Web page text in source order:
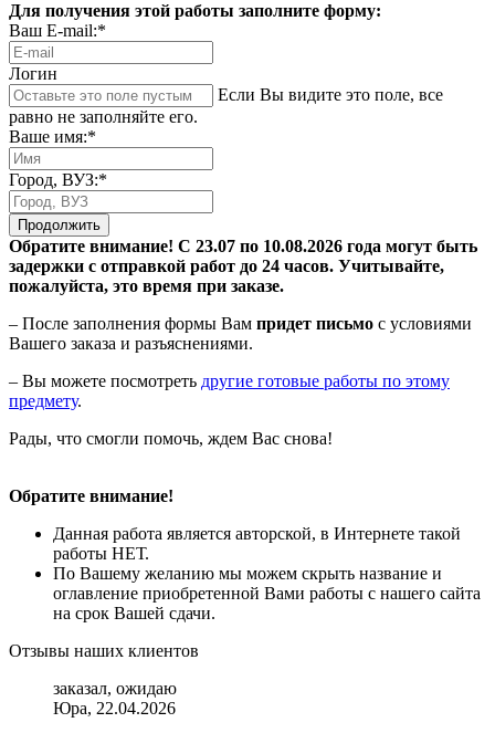
Для получения этой работы заполните форму:
Ваш E-mail:*
Логин
Если Вы видите это поле, все
равно не заполняйте его.
Ваше имя:*
Город, ВУЗ:*
Продолжить
Обратите внимание! С 23.07 по 10.08.2026 года могут быть
задержки с отправкой работ до 24 часов. Учитывайте,
пожалуйста, это время при заказе.
– После заполнения формы Вам придет письмо с условиями
Вашего заказа и разъяснениями.
– Вы можете посмотреть другие готовые работы по этому
предмету.
Рады, что смогли помочь, ждем Вас снова!
Обратите внимание!
Данная работа является авторской, в Интернете такой
работы НЕТ.
По Вашему желанию мы можем скрыть название и
оглавление приобретенной Вами работы с нашего сайта
на срок Вашей сдачи.
Отзывы наших клиентов
заказал, ожидаю
Юра, 22.04.2026